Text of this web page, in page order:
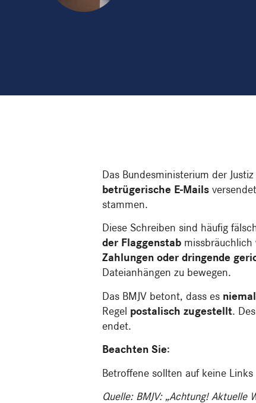
Das Bundesministerium der
betrügerische E-Mails
stammen.
Diese Schreiben sind häufig
der Flaggenstab
Zahlungen oder dringende
Dateianhängen zu bewegen.
Das BMJV betont, dass es
Regel postalisch zugestellt.
endet.
Beachten Sie:
Betroffene sollten auf keine
Quelle: BMJV: „Achtung!